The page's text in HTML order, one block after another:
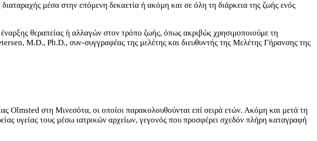
μέσα στην επόμενη δεκαετία ή ακόμη και σε όλη τη διάρκεια της ζωής ενός
θεραπείας ή αλλαγών στον τρόπο ζωής, όπως ακριβώς χρησιμοποιούμε τη
M.D., Ph.D., συν-συγγραφέας της μελέτης και διευθυντής της Μελέτης Γήρανσης της
Olmsted στη Μινεσότα, οι οποίοι παρακολουθούνται επί σειρά ετών. Ακόμη και μετά τη
υγείας τους μέσω ιατρικών αρχείων, γεγονός που προσφέρει σχεδόν πλήρη καταγραφή